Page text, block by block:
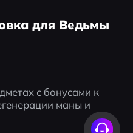
для Ведьмы
с бонусами к
маны и